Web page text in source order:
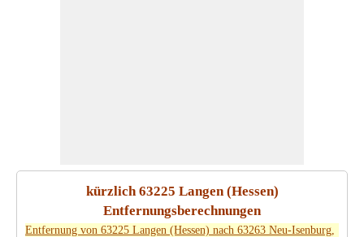
kürzlich 63225 Langen (Hessen)
Entfernungsberechnungen
Entfernung von 63225 Langen (Hessen) nach 63263 Neu-Isenburg,